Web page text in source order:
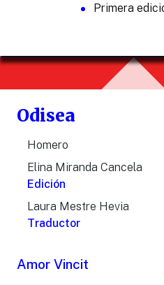
Primera
Odisea
Homero
Elina Miranda Cancela
Edición
Laura Mestre Hevia
Traductor
Amor Vincit